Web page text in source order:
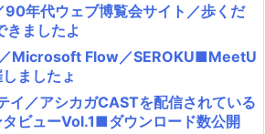
年代ウェブ博覧会サイト／歩くだ
ましたよ
Microsoft Flow／SEROKU■MeetU
ましたょ
イ／アシカガCASTを配信されている
タビューVol.1■ダウンロード数公開